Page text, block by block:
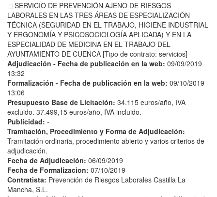
SERVICIO DE PREVENCIÓN AJENO DE RIESGOS
LABORALES EN LAS TRES ÁREAS DE ESPECIALIZACIÓN
TÉCNICA (SEGURIDAD EN EL TRABAJO, HIGIENE INDUSTRIAL
Y ERGONOMÍA Y PSICOSOCIOLOGÍA APLICADA) Y EN LA
ESPECIALIDAD DE MEDICINA EN EL TRABAJO DEL
AYUNTAMIENTO DE CUENCA [Tipo de contrato: servicios]
Adjudicación - Fecha de publicación en la web: 09/09/2019
13:32
Formalización - Fecha de publicación en la web: 09/10/2019
13:06
Presupuesto Base de Licitación: 34.115 euros/año, IVA
excluido. 37.499,15 euros/año, IVA incluido.
Publicidad: -
Tramitación, Procedimiento y Forma de Adjudicación:
Tramitación ordinaria, procedimiento abierto y varios criterios de
adjudicación.
Fecha de Adjudicación: 06/09/2019
Fecha de Formalizacion: 07/10/2019
Contratista: Prevención de Riesgos Laborales Castilla La
Mancha, S.L.